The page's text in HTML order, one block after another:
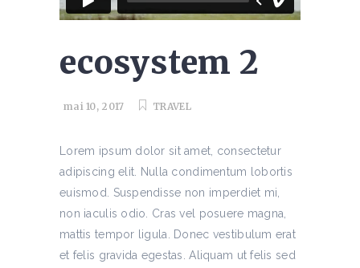
ecosystem 2
mai 10, 2017 TRAVEL
Lorem ipsum dolor sit amet, consectetur
adipiscing elit. Nulla condimentum lobortis
euismod. Suspendisse non imperdiet mi,
non iaculis odio. Cras vel posuere magna,
mattis tempor ligula. Donec vestibulum erat
et felis gravida egestas. Aliquam ut felis sed